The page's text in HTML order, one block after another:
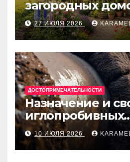
загородных
отдыха
27 ИЮЛЯ 2026
ДОСТОПРИМЕЧАТЕЛЬНОСТИ
Назначение и
иглопробивных
базальтовых
матов
10 ИЮЛЯ 2026